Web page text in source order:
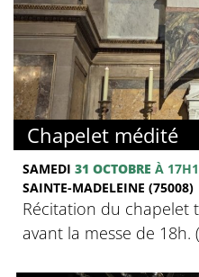
Chapelet médité
SAMEDI 31 OCTOBRE À
SAINTE-MADELEINE (75008)
Récitation du chapelet
avant la messe de